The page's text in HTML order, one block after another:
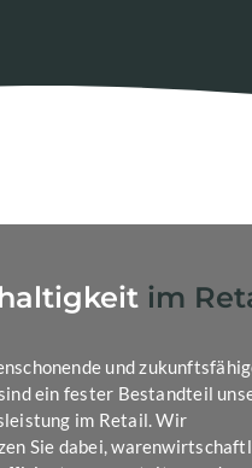
im
und
ein fester Bestandteil
im Retail. Wir
Sie dabei,